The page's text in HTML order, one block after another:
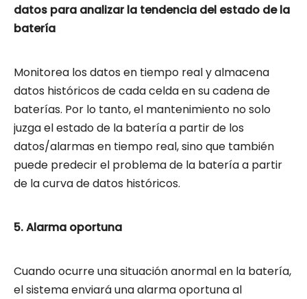
datos para analizar la tendencia del estado de la
batería
Monitorea los datos en tiempo real y almacena
datos históricos de cada celda en su cadena de
baterías. Por lo tanto, el mantenimiento no solo
juzga el estado de la batería a partir de los
datos/alarmas en tiempo real, sino que también
puede predecir el problema de la batería a partir
de la curva de datos históricos.
5. Alarma oportuna
Cuando ocurre una situación anormal en la batería,
el sistema enviará una alarma oportuna al